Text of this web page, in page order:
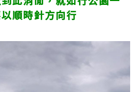
順時針方向行